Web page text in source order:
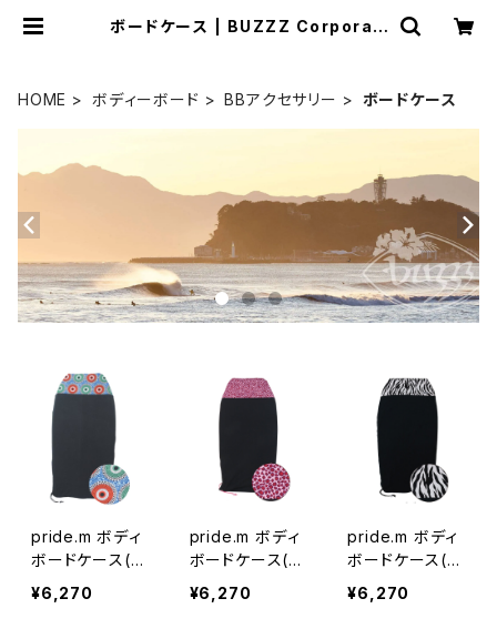
ボードケース | BUZZZ Corporati
HOME ボディーボード BBアクセサリー ボードケース
pride.m ボディ
ボードケース(ノ
ーズ補強あり)
アフリ
¥6,270
pride.m ボディ
ボードケース(ノ
ーズ補強あり)
ピンクレオパー
¥6,270
pride.m ボディ
ボードケース(ノ
ーズ補強あり)
ゼブラ
¥6,270